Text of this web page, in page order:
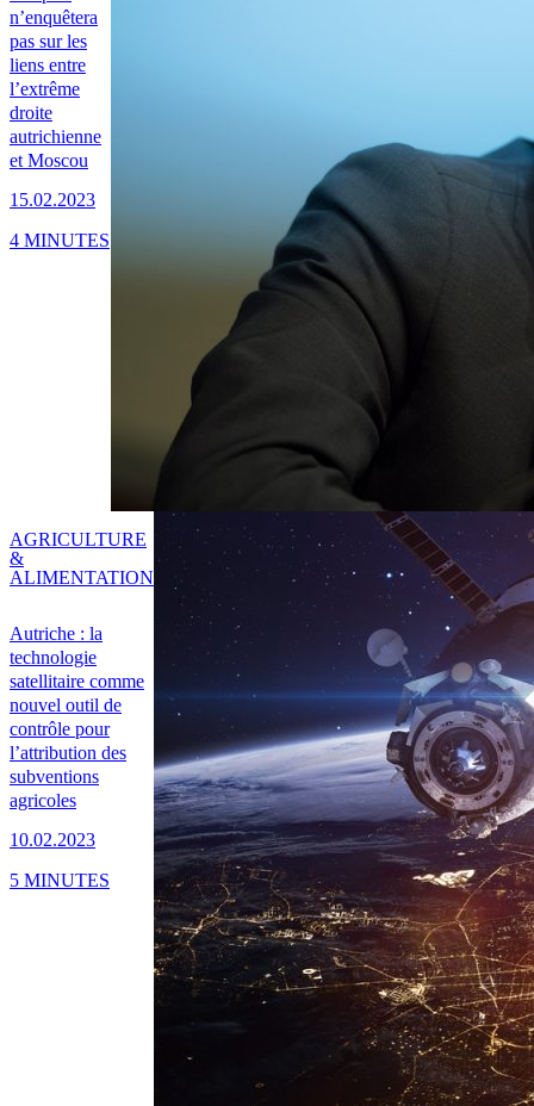
n’enquêtera
pas sur les
liens entre
l’extrême
droite
autrichienne
et Moscou
15.02.2023
4 MINUTES
Autriche : la
technologie
satellitaire comme
nouvel outil de
contrôle pour
l’attribution des
subventions
agricoles
10.02.2023
AGRICULTURE
&
ALIMENTATION
5 MINUTES